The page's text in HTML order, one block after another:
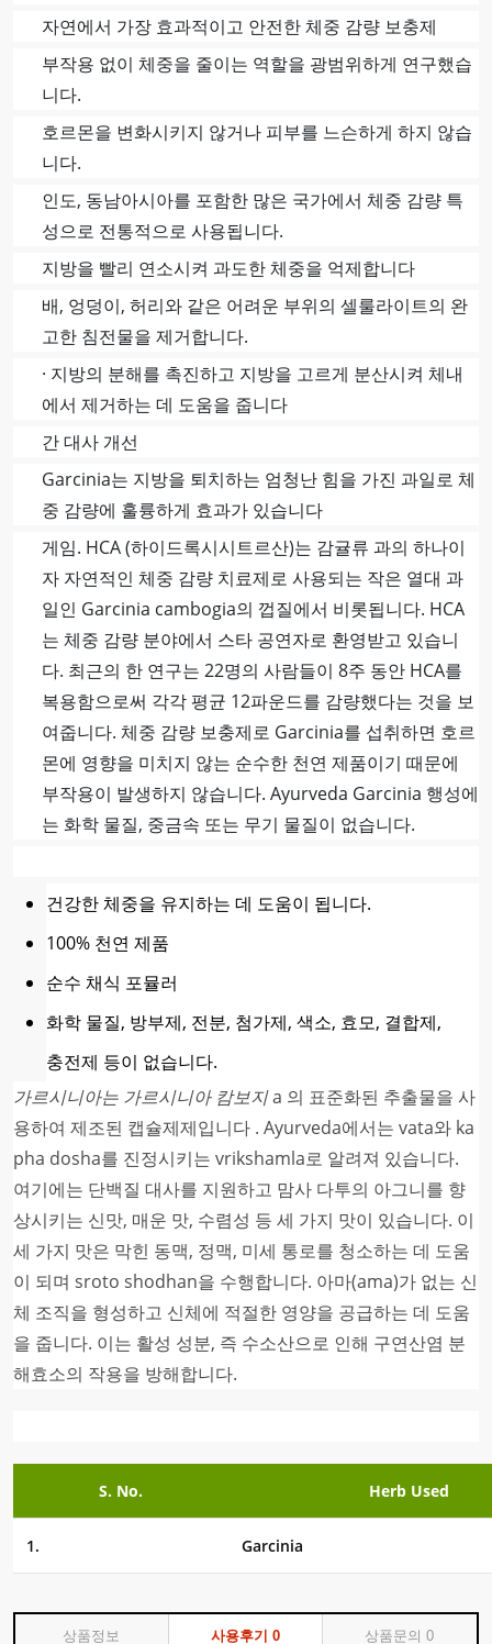
자연에서 가장 효과적이고 안전한 체중 감량 보충제
부작용 없이 체중을 줄이는 역할을 광범위하게 연구했습
니다.
호르몬을 변화시키지 않거나 피부를 느슨하게 하지 않습
니다.
인도, 동남아시아를 포함한 많은 국가에서 체중 감량 특
성으로 전통적으로 사용됩니다.
지방을 빨리 연소시켜 과도한 체중을 억제합니다
배, 엉덩이, 허리와 같은 어려운 부위의 셀룰라이트의 완
고한 침전물을 제거합니다.
· 지방의 분해를 촉진하고 지방을 고르게 분산시켜 체내
에서 제거하는 데 도움을 줍니다
간 대사 개선
Garcinia는 지방을 퇴치하는 엄청난 힘을 가진 과일로 체
중 감량에 훌륭하게 효과가 있습니다
게임. HCA (하이드록시시트르산)는 감귤류 과의 하나이
자 자연적인 체중 감량 치료제로 사용되는 작은 열대 과
일인 Garcinia cambogia의 껍질에서 비롯됩니다. HCA
는 체중 감량 분야에서 스타 공연자로 환영받고 있습니
다. 최근의 한 연구는 22명의 사람들이 8주 동안 HCA를
복용함으로써 각각 평균 12파운드를 감량했다는 것을 보
여줍니다. 체중 감량 보충제로 Garcinia를 섭취하면 호르
몬에 영향을 미치지 않는 순수한 천연 제품이기 때문에
부작용이 발생하지 않습니다. Ayurveda Garcinia 행성에
는 화학 물질, 중금속 또는 무기 물질이 없습니다.
건강한 체중을 유지하는 데 도움이 됩니다.
100% 천연 제품
순수 채식 포뮬러
화학 물질, 방부제, 전분, 첨가제, 색소, 효모, 결합제,
충전제 등이 없습니다.
가르시니아는 가르시니아 캄보지a 의 표준화된 추출물을 사
용하여 제조된 캡슐제제입니다 . Ayurveda에서는 vata와 ka
pha dosha를 진정시키는 vrikshamla로 알려져 있습니다.
여기에는 단백질 대사를 지원하고 맘사 다투의 아그니를 향
상시키는 신맛, 매운 맛, 수렴성 등 세 가지 맛이 있습니다. 이
세 가지 맛은 막힌 동맥, 정맥, 미세 통로를 청소하는 데 도움
이 되며 sroto shodhan을 수행합니다. 아마(ama)가 없는 신
체 조직을 형성하고 신체에 적절한 영양을 공급하는 데 도움
을 줍니다. 이는 활성 성분, 즉 수소산으로 인해 구연산염 분
해효소의 작용을 방해합니다.
S. No. Herb Used
1. Garcinia
상품정보 사용후기 0 상품문의0